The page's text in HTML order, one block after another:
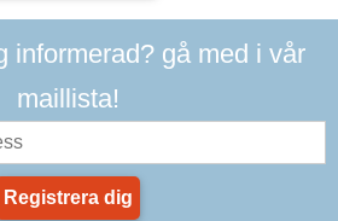
informerad? gå med i vår
maillista!
Registrera dig